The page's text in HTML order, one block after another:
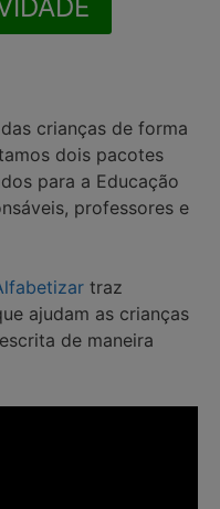
crianças de forma
dois pacotes
para a Educação
professores e
traz
ajudam as crianças
de maneira